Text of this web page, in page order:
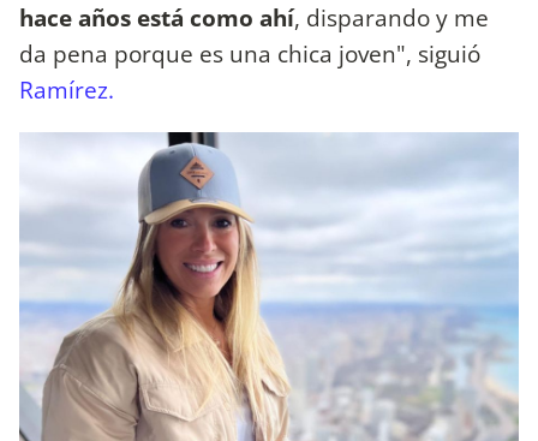
hace años está como ahí, disparando y me
da pena porque es una chica joven", siguió
Ramírez.